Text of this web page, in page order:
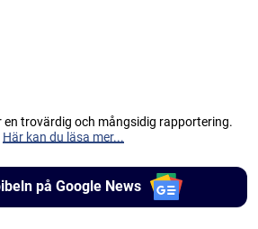
trovärdig och mångsidig rapportering.
Här kan du läsa mer...
på Google News